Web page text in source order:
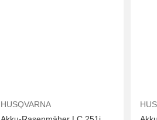
HUSQVARNA